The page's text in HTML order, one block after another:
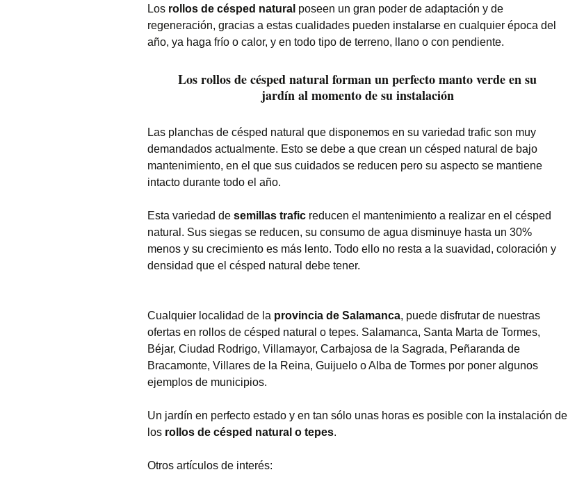
Los rollos de césped natural poseen un gran poder de adaptación y de
regeneración, gracias a estas cualidades pueden instalarse en cualquier época del
año, ya haga frío o calor, y en todo tipo de terreno, llano o con pendiente.
Los rollos de césped natural forman un perfecto manto verde en su
jardín al momento de su instalación
Las planchas de césped natural que disponemos en su variedad trafic son muy
demandados actualmente. Esto se debe a que crean un césped natural de bajo
mantenimiento, en el que sus cuidados se reducen pero su aspecto se mantiene
intacto durante todo el año.
Esta variedad de semillas trafic reducen el mantenimiento a realizar en el césped
natural. Sus siegas se reducen, su consumo de agua disminuye hasta un 30%
menos y su crecimiento es más lento. Todo ello no resta a la suavidad, coloración y
densidad que el césped natural debe tener.
Cualquier localidad de la provincia de Salamanca, puede disfrutar de nuestras
ofertas en rollos de césped natural o tepes. Salamanca, Santa Marta de Tormes,
Béjar, Ciudad Rodrigo, Villamayor, Carbajosa de la Sagrada, Peñaranda de
Bracamonte, Villares de la Reina, Guijuelo o Alba de Tormes por poner algunos
ejemplos de municipios.
Un jardín en perfecto estado y en tan sólo unas horas es posible con la instalación de
los rollos de césped natural o tepes.
Otros artículos de interés: